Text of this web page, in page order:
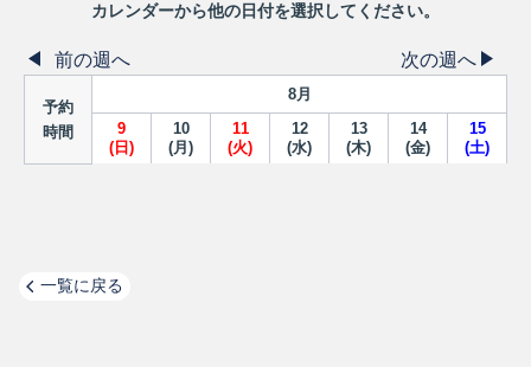
カレンダーから他の日付を選択してください。
前の週へ 次の週へ
予約
時間
8月
9
(日)
10
(月)
11
(火)
12
(水)
13
(木)
14
(金)
15
(土)
一覧に戻る